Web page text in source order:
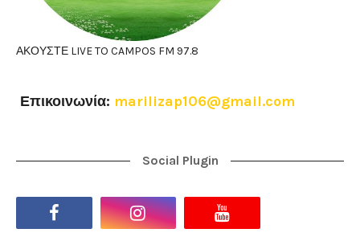
ΑΚΟΥΣΤΕ LIVE TO CAMPOS FM 97.8
Επικοινωνία: marilizap106@gmail.com
Social Plugin